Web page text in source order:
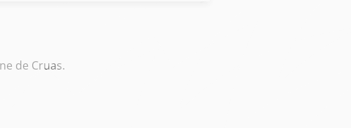
de Cruas.